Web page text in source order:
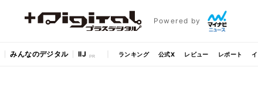
Powered by
みんなのデジタル IIJ ランキング 公式X レビュー レポート